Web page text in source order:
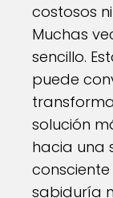
costosos
Muchas
sencillo.
puede
solución
hacia una
sabiduría